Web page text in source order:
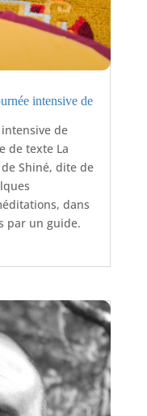
intensive de
de
de texte La
Shiné, dite de
dans
par un guide.